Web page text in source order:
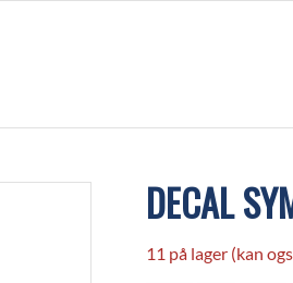
DECAL
11 på lager (kan